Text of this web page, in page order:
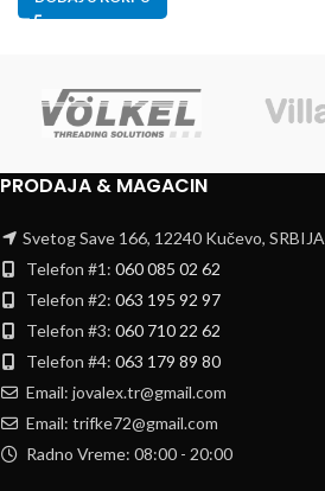
PRODAJA & MAGACIN
Svetog Save 166, 12240 Kučevo, SRBIJA
Telefon #1: 060 085 02 62
Telefon #2: 063 195 92 97
Telefon #3: 060 710 22 62
Telefon #4: 063 179 89 80
Email: jovalex.tr@gmail.com
Email: trifke72@gmail.com
Radno Vreme: 08:00 - 20:00